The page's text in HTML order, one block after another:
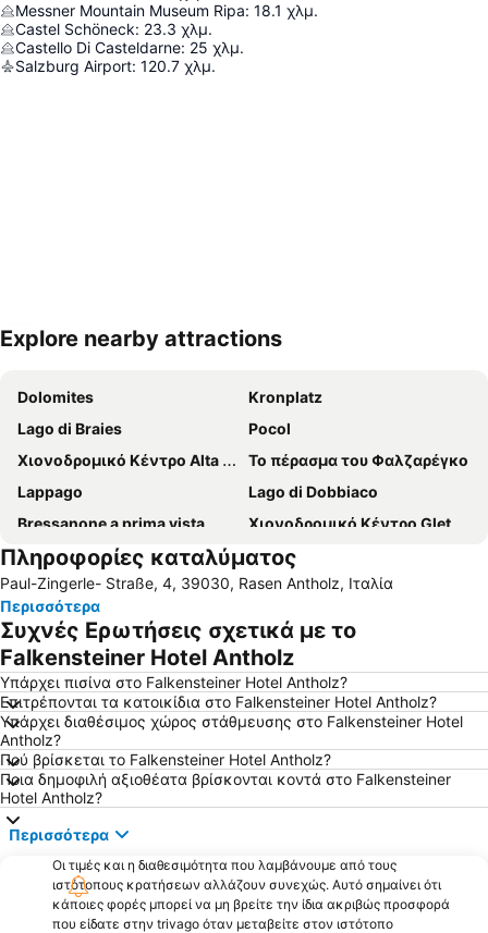
Messner Mountain Museum Ripa: 18.1 χλμ.
Castel Schöneck: 23.3 χλμ.
Castello Di Casteldarne: 25 χλμ.
Salzburg Airport: 120.7 χλμ.
Ανάπτυξη χάρτη
Explore nearby attractions
Dolomites
Kronplatz
Lago di Braies
Pocol
Χιονοδρομικό Κέντρο Alta Badia
Το πέρασμα του Φαλζαρέγκο
Lappago
Lago di Dobbiaco
Bressanone a prima vista
Χιονοδρομικό Κέντρο Gletscher Hintertux
Σέλλα Ρόντα
Πληροφορίες καταλύματος
Paul-Zingerle- Straße, 4, 39030, Rasen Antholz, Ιταλία
Περισσότερα
Συχνές Ερωτήσεις σχετικά με το
Falkensteiner Hotel Antholz
Υπάρχει πισίνα στο Falkensteiner Hotel Antholz?
Επιτρέπονται τα κατοικίδια στο Falkensteiner Hotel Antholz?
Υπάρχει διαθέσιμος χώρος στάθμευσης στο Falkensteiner Hotel
Antholz?
Πού βρίσκεται το Falkensteiner Hotel Antholz?
Ποια δημοφιλή αξιοθέατα βρίσκονται κοντά στο Falkensteiner
Hotel Antholz?
Περισσότερα
Οι τιμές και η διαθεσιμότητα που λαμβάνουμε από τους
ιστότοπους κρατήσεων αλλάζουν συνεχώς. Αυτό σημαίνει ότι
κάποιες φορές μπορεί να μη βρείτε την ίδια ακριβώς προσφορά
που είδατε στην trivago όταν μεταβείτε στον ιστότοπο